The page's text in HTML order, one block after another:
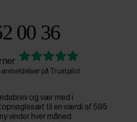
00 36
anmeldelser på Trustpilot
og vær med i
til en værdi af 595
vinder hver måned.